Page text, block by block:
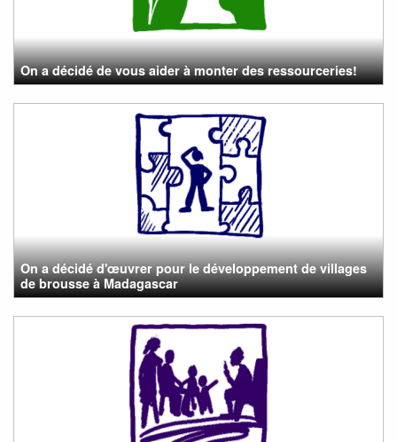
On a décidé de vous aider à monter des ressourceries!
On a décidé d'œuvrer pour le développement de villages
de brousse à Madagascar